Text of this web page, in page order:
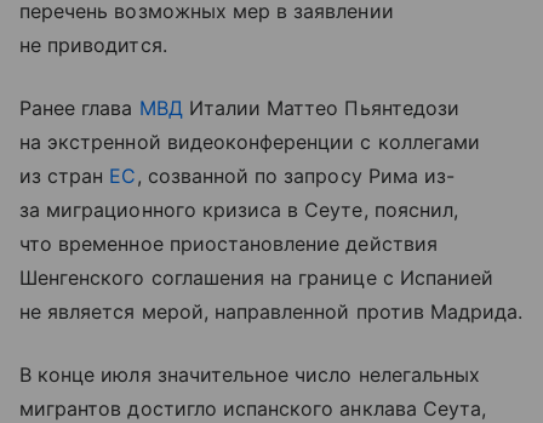
перечень возможных мер в заявлении
не приводится.
Ранее глава МВДИталии Маттео Пьянтедози
на экстренной видеоконференции с коллегами
из стран ЕС, созванной по запросу Рима из-
за миграционного кризиса в Сеуте, пояснил,
что временное приостановление действия
Шенгенского соглашения на границе с Испанией
не является мерой, направленной против Мадрида.
В конце июля значительное число нелегальных
мигрантов достигло испанского анклава Сеута,